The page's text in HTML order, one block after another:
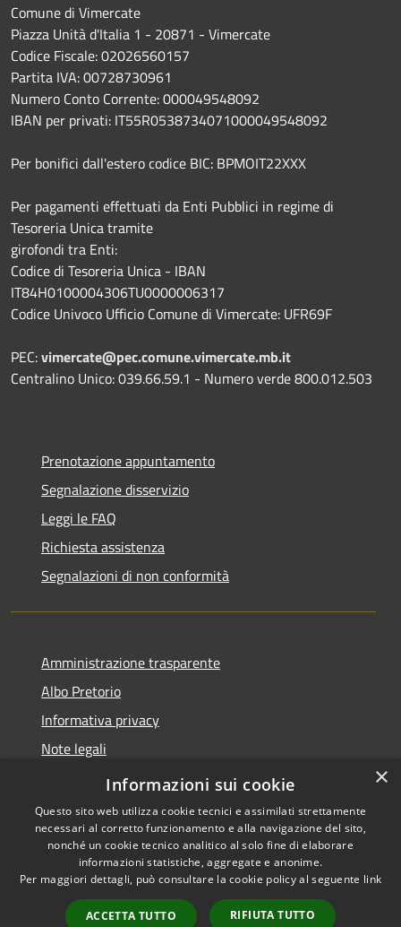
Comune di Vimercate
Piazza Unità d'Italia 1 - 20871 - Vimercate
Codice Fiscale: 02026560157
Partita IVA: 00728730961
Numero Conto Corrente: 000049548092
IBAN per privati: IT55R0538734071000049548092
Per bonifici dall'estero codice BIC: BPMOIT22XXX
Per pagamenti effettuati da Enti Pubblici in regime di
Tesoreria Unica tramite
girofondi tra Enti:
Codice di Tesoreria Unica - IBAN
IT84H0100004306TU0000006317
Codice Univoco Ufficio Comune di Vimercate: UFR69F
PEC:vimercate@pec.comune.vimercate.mb.it
Centralino Unico: 039.66.59.1 - Numero verde 800.012.503
Prenotazione appuntamento
Segnalazione disservizio
Leggi le FAQ
Richiesta assistenza
Segnalazioni di non conformità
Amministrazione trasparente
Albo Pretorio
Informativa privacy
Note legali
Dichiarazione di accessibilità
Accessibilità
Copyright © 2026 • Città di
Vimercate • Powered by
Municipium•
Accesso
×
Informazioni sui cookie
Questo sito web utilizza cookie tecnici e assimilati strettamente
necessari al corretto funzionamento e alla navigazione del sito,
nonché un cookie tecnico analitico al solo fine di elaborare
informazioni statistiche, aggregate e anonime.
Per maggiori dettagli, può consultare la cookie policy al seguente link
ACCETTA TUTTO RIFIUTA TUTTO